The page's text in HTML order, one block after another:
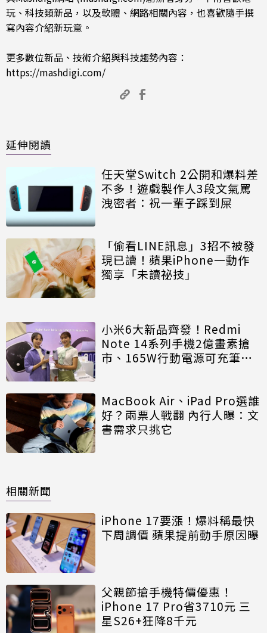
玩、科技類新品，以及軟體、網路相關內容，也喜歡隨手撰
寫內容介紹新玩意。
更多數位新品、技術介紹與科技趨勢內容：
https://mashdigi.com/
延伸閱讀
任天堂Switch 2公開和爆料差
不多！遊戲製作人3段文氣罵
洩密者：祝一輩子踩到屎
「偷看LINE訊息」3招不被發
現已讀！蘋果iPhone一動作
獨享「未讀祕技」
小米6大新品齊發！Redmi
Note 14系列手機2億畫素搶
市、165W行動電源可充筆
MacBook Air、iPad Pro選誰
好？兩票人戰翻 內行人曝：文
書需求只挑它
相關新聞
iPhone 17要漲！爆料稱最快
下周調價 蘋果提前動手原因曝
父親節搶手機特價優惠！
iPhone 17 Pro省3710元 三
星S26+狂降8千元